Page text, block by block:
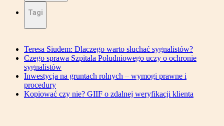
Tagi
Teresa Siudem: Dlaczego warto słuchać sygnalistów?
Czego sprawa Szpitala Południowego uczy o ochronie
sygnalistów
Inwestycja na gruntach rolnych – wymogi prawne i
procedury
Kopiować czy nie? GIIF o zdalnej weryfikacji klienta